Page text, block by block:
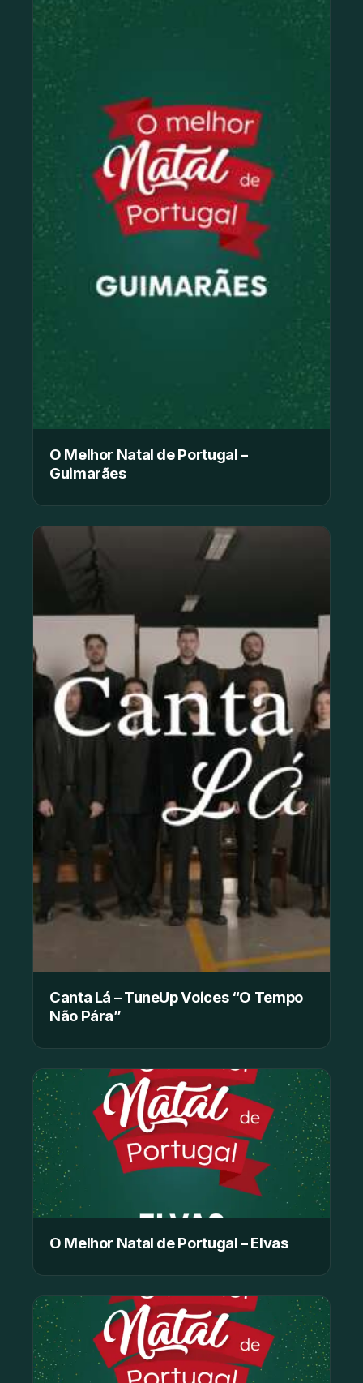
O Melhor Natal de Portugal –
Guimarães
Canta Lá – TuneUp Voices “O Tempo
Não Pára”
O Melhor Natal de Portugal – Elvas